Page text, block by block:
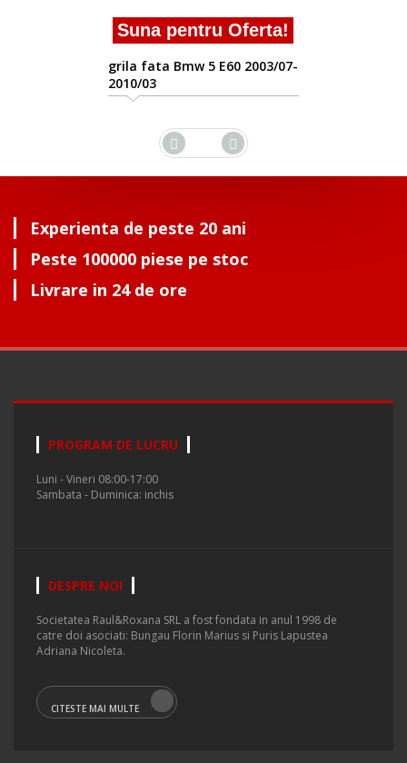
Experienta de peste 20 ani
Peste 100000 piese pe stoc
Livrare in 24 de ore
PROGRAM DE LUCRU
Luni - Vineri 08:00-17:00
Sambata - Duminica: inchis
DESPRE NOI
Societatea Raul&Roxana SRL a fost fondata in anul 1998 de
catre doi asociati: Bungau Florin Marius si Puris Lapustea
Adriana Nicoleta.
CITESTE MAI MULTE